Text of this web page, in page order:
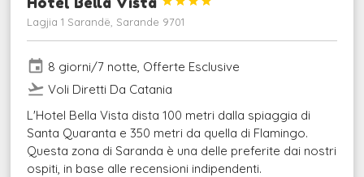
Lagjia 1 Sarandë, Sarande 9701
event 8 giorni/7 notte, Offerte Esclusive
flight_takeoff Voli Diretti Da Catania
L'Hotel Bella Vista dista 100 metri dalla spiaggia di
Santa Quaranta e 350 metri da quella di Flamingo.
Questa zona di Saranda è una delle preferite dai nostri
ospiti, in base alle recensioni indipendenti.